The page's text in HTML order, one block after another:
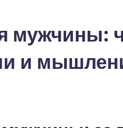
мужчины:
и